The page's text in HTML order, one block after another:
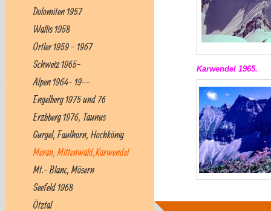
Dolomiten 1957
Wallis 1958
Ortler 1959 - 1967
Schweiz 1965-
Alpen 1964- 19--
Engelberg 1975 und 76
Erzbberg 1976, Taunus
Gurgel, Faulhorn, Hochkönig
Meran, Mittenwald,Karwendel
Mt.- Blanc, Mösern
Seefeld 1968
Ötztal
Karwendel 1965.